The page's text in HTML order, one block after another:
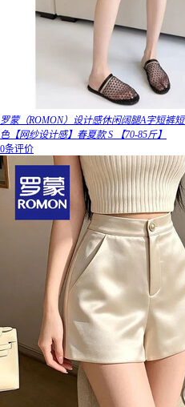
罗蒙（ROMON）设计感休闲阔腿A字短裤
色【网纱设计感】春夏款 S 【70-85斤】
0条评价